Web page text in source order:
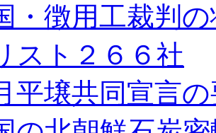
・徴用工裁判
スト２６６社
平壌共同宣言